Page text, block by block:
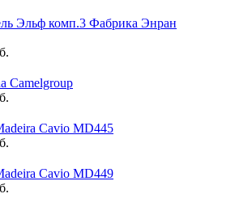
Эльф комп.3 Фабрика Энран
Camelgroup
Cavio MD445
Cavio MD449